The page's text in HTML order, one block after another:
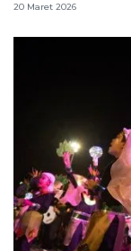
20 Maret 2026